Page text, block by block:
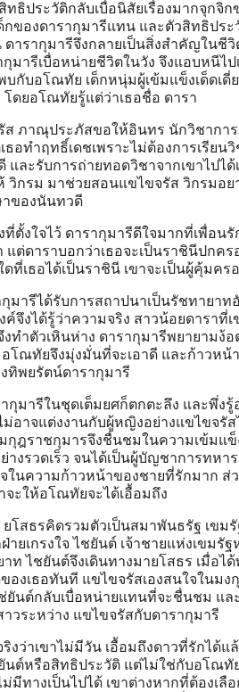
ทธิประวัติกลับเบื่อนิสัยเรื่องมากจุกจิ
กของดารากุมารีแทน และตัวสิทธิปร
ดารากุมารีจึงกลายเป็นสิ่งสำคัญใน
มารีเบื่อหน่ายชีวิตในวัง จึงแอบหนีไป
บกับอโณทัย เด็กหนุ่มผู้เข้มแข็งเด็ดเดี่
โดยอโณทัยรู้แต่ว่าเธอชื่อ ดารา
ส ภาณุประภัสขอให้อินทร นักวิชากา
อทำฤทธิ์เดชเพราะไม่ต้องการเรียน
และรับการถ่ายทอดวิชาจากเขาไปไ
กรม มาช่วยสอนแขไขจรัส วิกรมอย
าของนันทวดี
ตั้งใจไว้ ดารากุมารีดีใจมากที่เพื่อน
แต่ดาราบอกว่าเธอจะเป็นราชินีปก
ที่เธอได้เป็นราชินี เขาจะเป็นผู้คุ้มคร
มารีได้รับการสถาปนาเป็นรัชทายา
จึงได้รู้ว่าความจริง สาวน้อยดาราที่
ทำตัวเหินห่าง ดารากุมารีพยายามง้
อโณทัยจึงมุ่งมั่นที่จะเอาดี และก้าวหน้
ทิพยรัตน์ดารากุมารี
กุมารีในชุดเต็มยศก็ตกตะลึง และพึ่ง
ม่อาจแต่งงานกับผู้หญิงอย่างแขไขจรั
ฎราชกุมารจึงชื่นชมในความเข้มแข็
งรวดเร็ว จนได้เป็นผู้บัญชาการทหา
ในความก้าวหน้าของชายที่รักมาก ส่
จะให้อโณทัยจะได้เอื้อมถึง
ยโสธรคิดรวมตัวเป็นสมาพันธรัฐ เข
ายเกรงใจ ไชยันต์ เจ้าชายแห่งเขมรั
ท ไชยันต์จึงเดินทางมายโสธร เมื่อไ
งเธอทันที แขไขจรัสเองสนใจในมง
ยันต์กลับเบื่อหน่ายแทนที่จะชื่นชม แ
าวระหว่าง แขไขจรัสกับดารากุมารี
ว่าเขาไม่มีวัน เอื้อมถึงดาวที่รักได้แ
นต์หรือสิทธิประวัติ แต่ไม่ใช่กับอโณทั
มีทางเป็นไปได้ เขาต่างหากที่ต้องเ